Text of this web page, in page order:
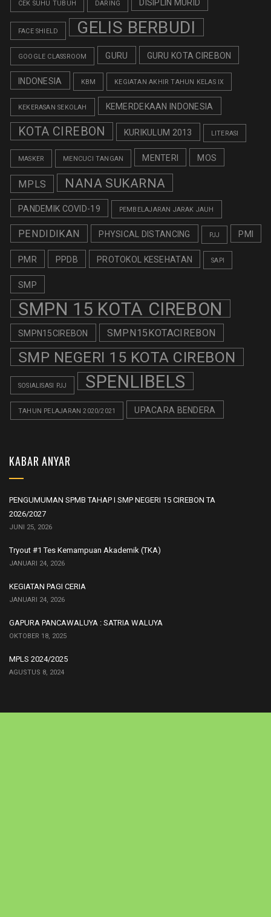
CEK SUHU TUBUH DARING DISIPLIN MURID
FACE SHIELD GELIS BERBUDI
GOOGLE CLASSROOM GURU GURU KOTA CIREBON
INDONESIA KBM KEGIATAN AKHIR TAHUN KELAS IX
KEKERASAN SEKOLAH KEMERDEKAAN INDONESIA
KOTA CIREBON KURIKULUM 2013 LITERASI
MASKER MENCUCI TANGAN MENTERI MOS
MPLS NANA SUKARNA
PANDEMIK COVID-19 PEMBELAJARAN JARAK JAUH
PENDIDIKAN PHYSICAL DISTANCING PJJ PMI
PMR PPDB PROTOKOL KESEHATAN SAPI
SMP
SMPN 15 KOTA CIREBON
SMPN15CIREBON SMPN15KOTACIREBON
SMP NEGERI 15 KOTA CIREBON
SOSIALISASI PJJ SPENLIBELS
TAHUN PELAJARAN 2020/2021 UPACARA BENDERA
KABAR ANYAR
PENGUMUMAN SPMB TAHAP I SMP NEGERI 15 CIREBON TA
2026/2027
JUNI 25, 2026
Tryout #1 Tes Kemampuan Akademik (TKA)
JANUARI 24, 2026
KEGIATAN PAGI CERIA
JANUARI 24, 2026
GAPURA PANCAWALUYA : SATRIA WALUYA
OKTOBER 18, 2025
MPLS 2024/2025
AGUSTUS 8, 2024